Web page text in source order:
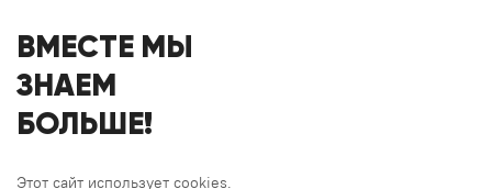
ВМЕСТЕ МЫ
ЗНАЕМ
БОЛЬШЕ!
Этот сайт использует cookies.